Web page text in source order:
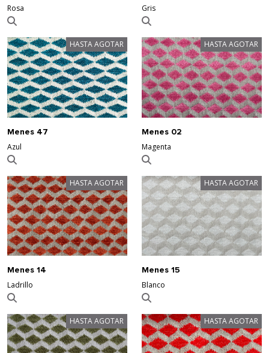
Rosa Gris
HASTA AGOTAR
Menes 47
Azul
HASTA AGOTAR
Menes 02
Magenta
HASTA AGOTAR
Menes 14
Ladrillo
HASTA AGOTAR
Menes 15
Blanco
HASTA AGOTAR HASTA AGOTAR